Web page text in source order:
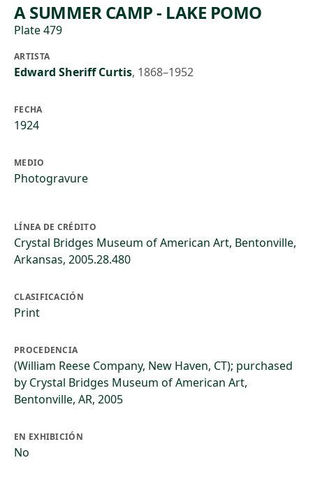
A SUMMER CAMP - LAKE POMO
Plate 479
ARTISTA
Edward Sheriff Curtis, 1868–1952
FECHA
1924
MEDIO
Photogravure
LÍNEA DE CRÉDITO
Crystal Bridges Museum of American Art, Bentonville,
Arkansas, 2005.28.480
CLASIFICACIÓN
Print
PROCEDENCIA
(William Reese Company, New Haven, CT); purchased
by Crystal Bridges Museum of American Art,
Bentonville, AR, 2005
EN EXHIBICIÓN
No